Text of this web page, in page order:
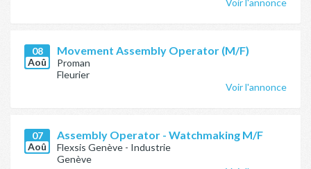
Voir l'annonce
08
Aoû
Movement Assembly Operator (M/F)
Proman
Fleurier
Voir l'annonce
07
Aoû
Assembly Operator - Watchmaking M/F
Flexsis Genève - Industrie
Genève